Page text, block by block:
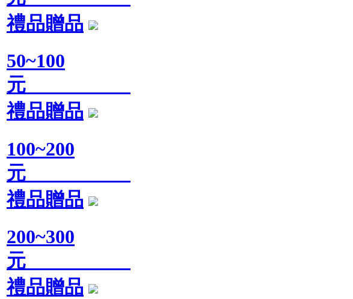
禮品贈品
50~100
元
禮品贈品
100~200
元
禮品贈品
200~300
元
禮品贈品